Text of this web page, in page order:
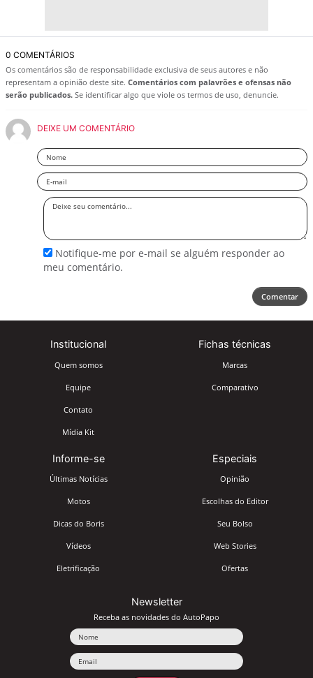
0 COMENTÁRIOS
Os comentários são de responsabilidade exclusiva de seus autores e não
representam a opinião deste site. Comentários com palavrões e ofensas não
serão publicados. Se identificar algo que viole os termos de uso, denuncie.
DEIXE UM COMENTÁRIO
Nome
Email
Deixe
Notifique-me por e-mail se alguém responder ao
meu comentário.
Comentar
Institucional
Quem somos
Equipe
Contato
Mídia Kit
Fichas técnicas
Marcas
Comparativo
Informe-se
Últimas Notícias
Motos
Dicas do Boris
Vídeos
Eletrificação
Especiais
Opinião
Escolhas do Editor
Seu Bolso
Web Stories
Ofertas
Newsletter
Receba as novidades do AutoPapo